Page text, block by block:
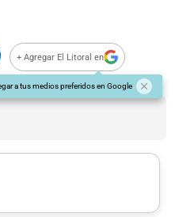
+ Agregar El Litoral en
a tus medios preferidos en Google